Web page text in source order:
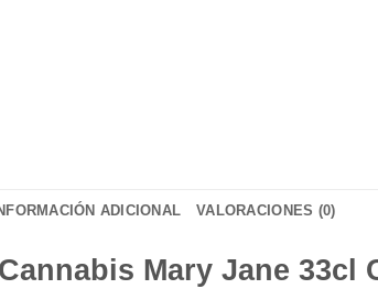
ADICIONAL VALORACIONES (0)
Mary Jane